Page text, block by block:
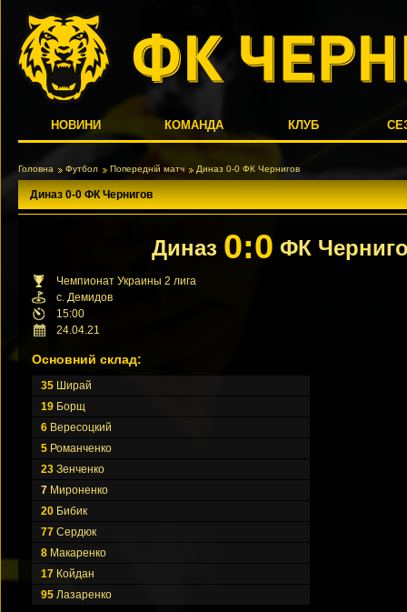
НОВИНИ КОМАНДА КЛУБ
Головна Футбол Попередній матч Диназ 0-0 ФК Чернигов
Диназ 0-0 ФК Чернигов
Диназ 0:0 ФК
Чемпионат Украины 2 лига
с. Демидов
15:00
24.04.21
Основний склад:
35 Ширай
19 Борщ
6 Вересоцкий
5 Романченко
23 Зенченко
7 Мироненко
20 Бибик
77 Сердюк
8 Макаренко
17 Койдан
95 Лазаренко